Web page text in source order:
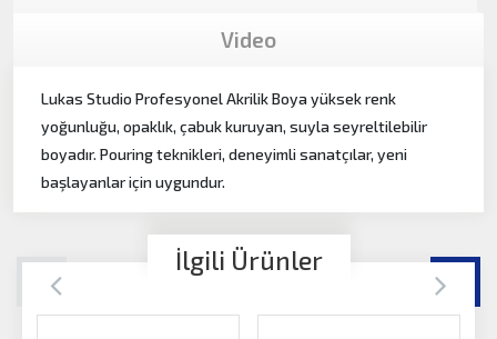
Video
Lukas Studio Profesyonel Akrilik Boya yüksek renk
yoğunluğu, opaklık, çabuk kuruyan, suyla seyreltilebilir
boyadır. Pouring teknikleri, deneyimli sanatçılar, yeni
başlayanlar için uygundur.
İlgili Ürünler